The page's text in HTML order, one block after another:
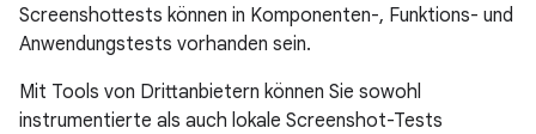
Screenshottests können in Komponenten-, Funktions- und
Anwendungstests vorhanden sein.
Mit Tools von Drittanbietern können Sie sowohl
instrumentierte als auch lokale Screenshot-Tests